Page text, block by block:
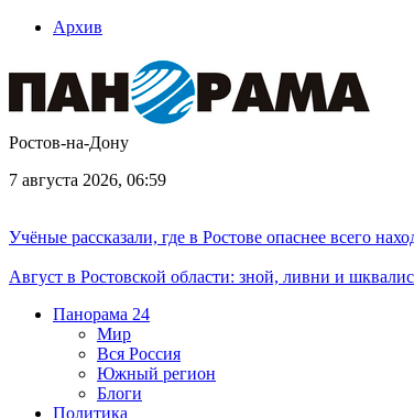
Архив
Ростов-на-Дону
7 августа 2026, 06:59
Учёные рассказали, где в Ростове опаснее всего
Август в Ростовской области: зной, ливни и
Панорама 24
Мир
Вся Россия
Южный регион
Блоги
Политика